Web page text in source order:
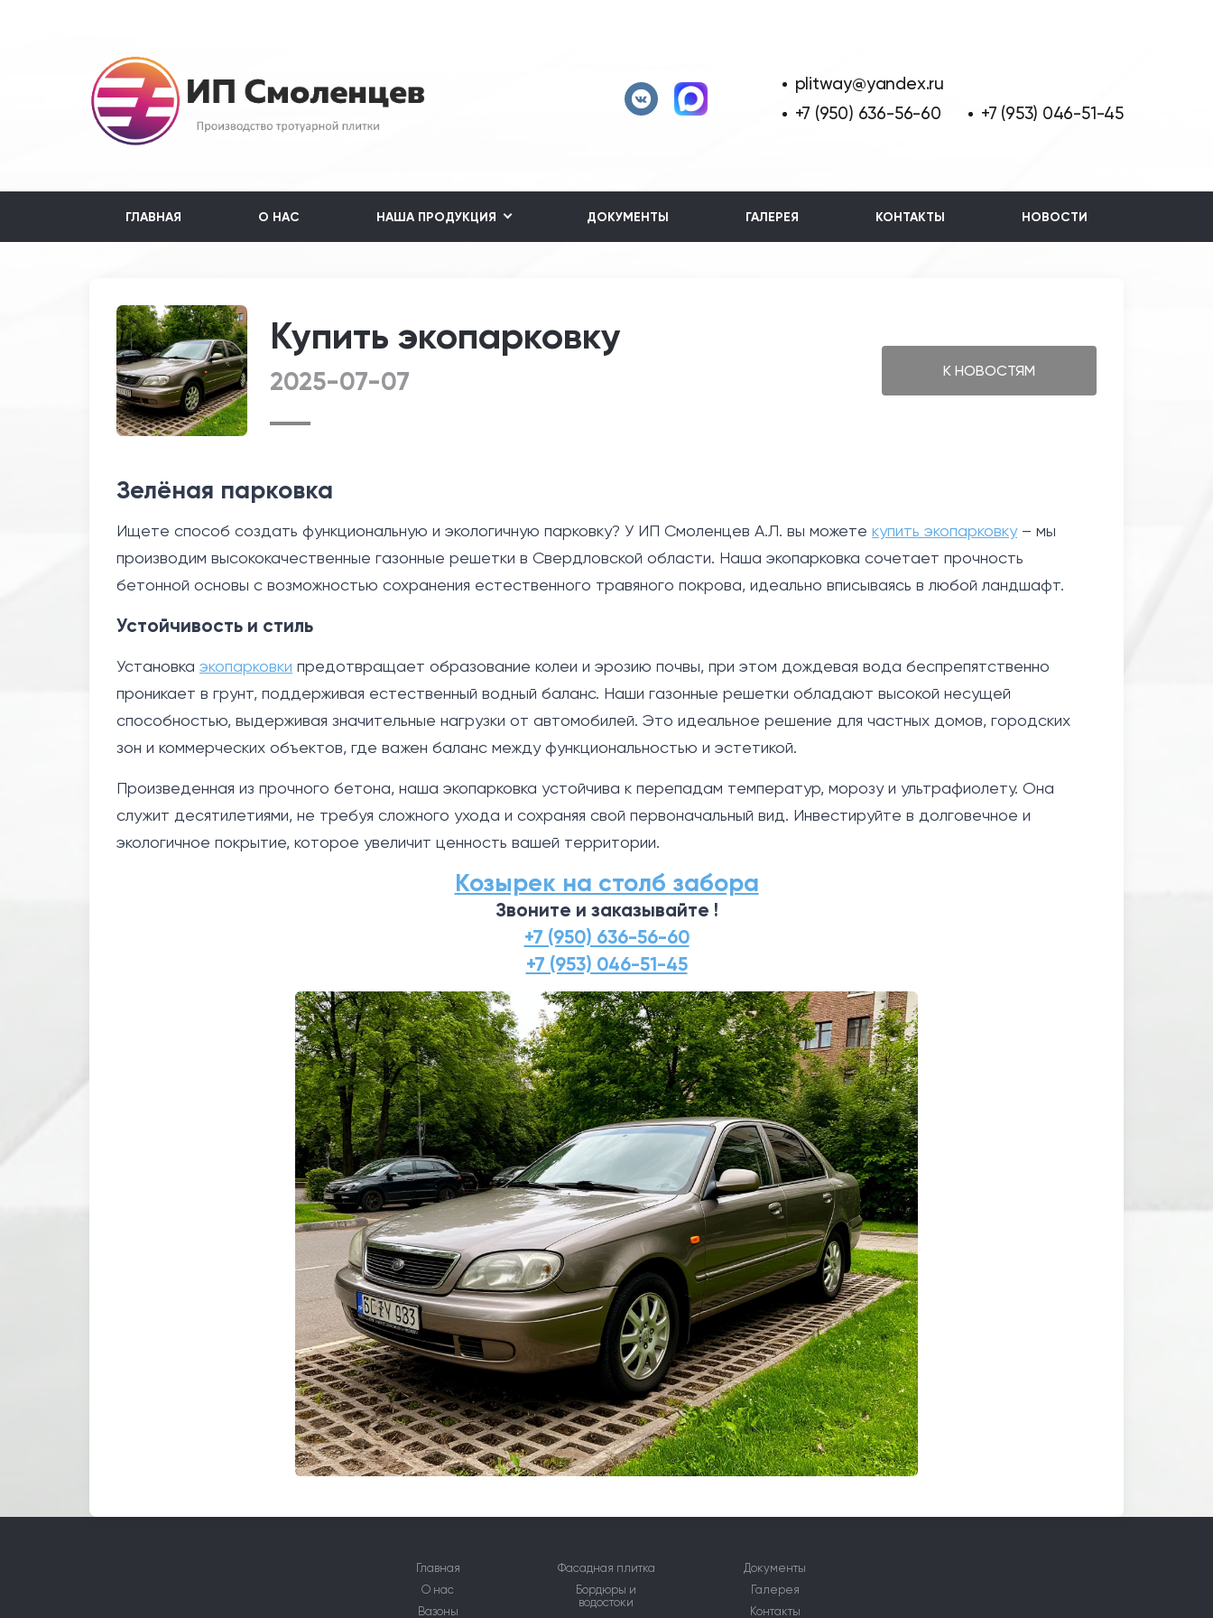
plitway@yandex.ru
+7 (950) 636-56-60
+7 (953) 046-51-45
ГЛАВНАЯ О НАС НАША ПРОДУКЦИЯ ДОКУМЕНТЫ ГАЛЕРЕЯ КОНТАКТЫ НОВОСТИ
Купить экопарковку
2025-07-07 К НОВОСТЯМ
Зелёная парковка
Ищете способ создать функциональную и экологичную парковку? У ИП Смоленцев А.Л. вы можете купить экопарковку– мы
производим высококачественные газонные решетки в Свердловской области. Наша экопарковка сочетает прочность
бетонной основы с возможностью сохранения естественного травяного покрова, идеально вписываясь в любой ландшафт.
Устойчивость и стиль
Установка экопарковки предотвращает образование колеи и эрозию почвы, при этом дождевая вода беспрепятственно
проникает в грунт, поддерживая естественный водный баланс. Наши газонные решетки обладают высокой несущей
способностью, выдерживая значительные нагрузки от автомобилей. Это идеальное решение для частных домов, городских
зон и коммерческих объектов, где важен баланс между функциональностью и эстетикой.
Произведенная из прочного бетона, наша экопарковка устойчива к перепадам температур, морозу и ультрафиолету. Она
служит десятилетиями, не требуя сложного ухода и сохраняя свой первоначальный вид. Инвестируйте в долговечное и
экологичное покрытие, которое увеличит ценность вашей территории.
Козырек на столб забора
Звоните и заказывайте !
+7 (950) 636-56-60
+7 (953) 046-51-45
Главная
О нас
Вазоны
Фасадная плитка
Бордюры и
водостоки
Документы
Галерея
Контакты